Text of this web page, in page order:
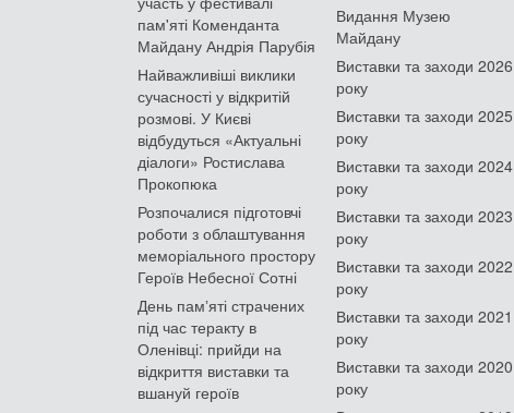
пам'яті Коменданта
Майдану Андрія Парубія
Найважливіші виклики
сучасності у відкритій
розмові. У Києві
відбудуться «Актуальні
діалоги» Ростислава
Прокопюка
Розпочалися підготовчі
роботи з облаштування
меморіального простору
Героїв Небесної Сотні
День памʼяті страчених
під час теракту в
Оленівці: прийди на
відкриття виставки та
вшануй героїв
Видання Музею
Майдану
Виставки та заходи 2026
року
Виставки та заходи 2025
року
Виставки та заходи 2024
року
Виставки та заходи 2023
року
Виставки та заходи 2022
року
Виставки та заходи 2021
року
Виставки та заходи 2020
року